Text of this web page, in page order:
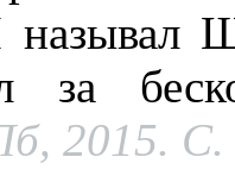
за
2015. С.